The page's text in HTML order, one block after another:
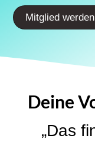
Mitglied werden
Deine
„Das